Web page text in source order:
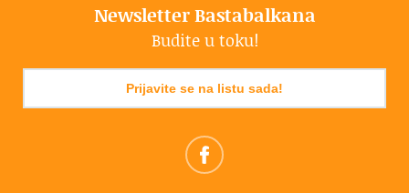
Newsletter Bastabalkana
Budite u toku!
Prijavite se na listu sada!